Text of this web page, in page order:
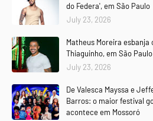
do Federa', em São Paulo
July 23, 2026
Matheus Moreira
Thiaguinho, em São Paulo
July 23, 2026
De Valesca Mayssa e
Barros: o maior festival
acontece em Mossoró